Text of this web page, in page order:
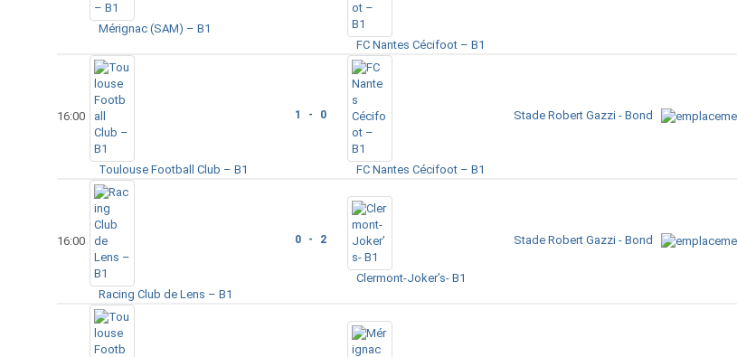
Mérignac (SAM) – B1
FC Nantes Cécifoot – B1
16:00
Toulouse Football Club – B1
1 - 0
FC Nantes Cécifoot – B1
Stade Robert Gazzi - Bondy
16:00
Racing Club de Lens – B1
0 - 2
Clermont-Joker’s- B1
Stade Robert Gazzi - Bondy